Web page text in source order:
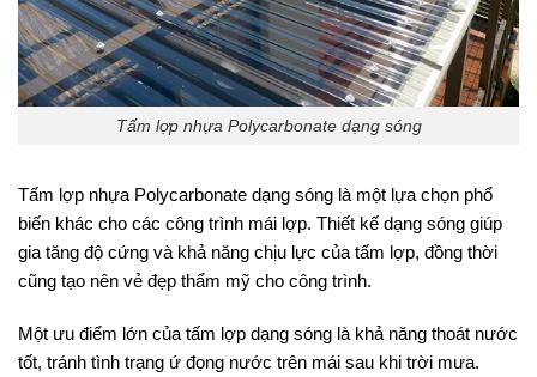
Tấm lợp nhựa Polycarbonate dạng sóng
Tấm lợp nhựa Polycarbonate dạng sóng là một lựa chọn phổ
biến khác cho các công trình mái lợp. Thiết kế dạng sóng giúp
gia tăng độ cứng và khả năng chịu lực của tấm lợp, đồng thời
cũng tạo nên vẻ đẹp thẩm mỹ cho công trình.
Một ưu điểm lớn của tấm lợp dạng sóng là khả năng thoát nước
tốt, tránh tình trạng ứ đọng nước trên mái sau khi trời mưa.